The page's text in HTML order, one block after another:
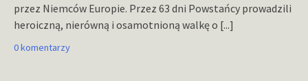
przez Niemców Europie. Przez 63 dni Powstańcy prowadzili
heroiczną, nierówną i osamotnioną walkę o [...]
0 komentarzy